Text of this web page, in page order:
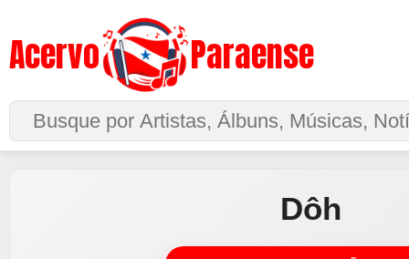
Acervo Paraense
Buscar no Site
Dôh